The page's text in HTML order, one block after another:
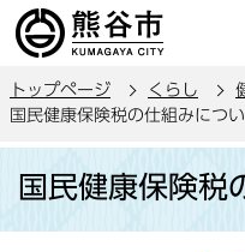
の
ー
トップページ くらし
国民健康保険税の仕組みにつ
国民健康保険税